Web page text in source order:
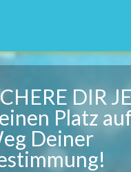
DIR
Platz
Deiner